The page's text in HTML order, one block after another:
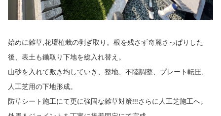
始めに雑草,花壇植栽の剥ぎ取り。根を残さず奇麗さっぱりした
後、表土も鋤取り下地を総入れ替え。
山砂を入れて敷き均していき、整地、不陸調整、プレート転圧、
人工芝用の下地形成。
防草シート施工にて更に強固な雑草対策!!!さらに人工芝施工へ。